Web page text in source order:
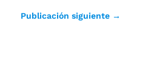
Publicación siguiente →